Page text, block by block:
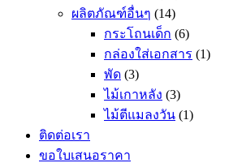
ผลิตภัณฑ์อื่นๆ (14)
กระโถนเด็ก (6)
กล่องใส่เอกสาร (1)
พัด (3)
ไม้เกาหลัง (3)
ไม้ตีแมลงวัน (1)
ติดต่อเรา
ขอใบเสนอราคา